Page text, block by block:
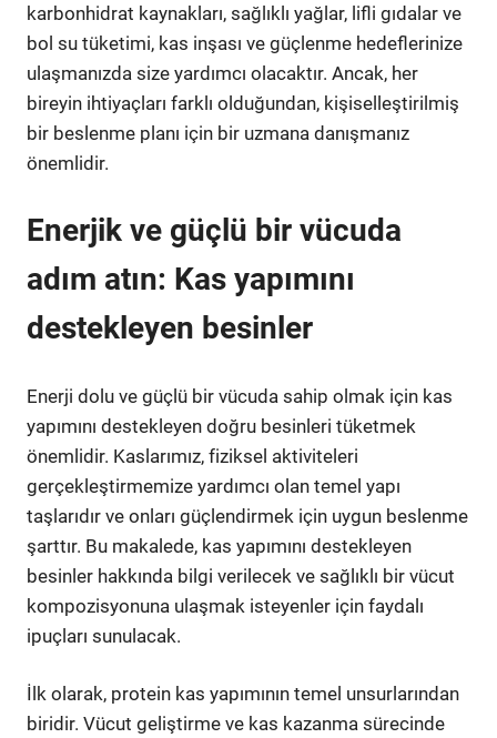
karbonhidrat kaynakları, sağlıklı yağlar, lifli gıdalar ve
bol su tüketimi, kas inşası ve güçlenme hedeflerinize
ulaşmanızda size yardımcı olacaktır. Ancak, her
bireyin ihtiyaçları farklı olduğundan, kişiselleştirilmiş
bir beslenme planı için bir uzmana danışmanız
önemlidir.
Enerjik ve güçlü bir vücuda
adım atın: Kas yapımını
destekleyen besinler
Enerji dolu ve güçlü bir vücuda sahip olmak için kas
yapımını destekleyen doğru besinleri tüketmek
önemlidir. Kaslarımız, fiziksel aktiviteleri
gerçekleştirmemize yardımcı olan temel yapı
taşlarıdır ve onları güçlendirmek için uygun beslenme
şarttır. Bu makalede, kas yapımını destekleyen
besinler hakkında bilgi verilecek ve sağlıklı bir vücut
kompozisyonuna ulaşmak isteyenler için faydalı
ipuçları sunulacak.
İlk olarak, protein kas yapımının temel unsurlarından
biridir. Vücut geliştirme ve kas kazanma sürecinde